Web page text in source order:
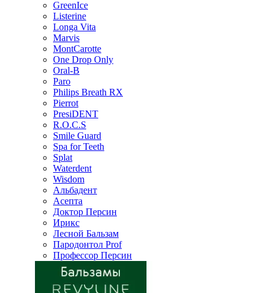
GreenIce
Listerine
Longa Vita
Marvis
MontCarotte
One Drop Only
Oral-B
Paro
Philips Breath RX
Pierrot
PresiDENT
R.O.C.S
Smile Guard
Spa for Teeth
Splat
Waterdent
Wisdom
Альбадент
Асепта
Доктор Персин
Ирикс
Лесной Бальзам
Пародонтол Prof
Профессор Персин